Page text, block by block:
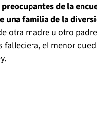
de la
una familia de la
otra madre u otro
falleciera, el menor